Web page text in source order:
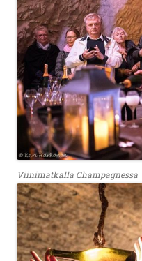
Viinimatkalla Champagnessa